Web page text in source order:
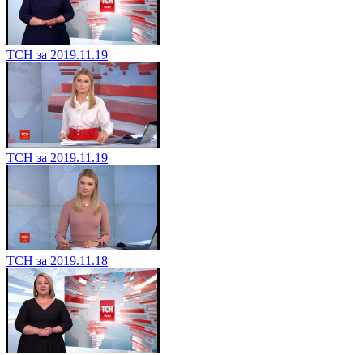
ТСН за 2019.11.19
ТСН за 2019.11.19
ТСН за 2019.11.18